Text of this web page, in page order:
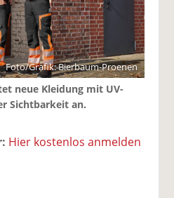
Foto/Grafik: Bierbaum-Proenen
neue Kleidung mit UV-
Sichtbarkeit an.
Hier kostenlos anmelden